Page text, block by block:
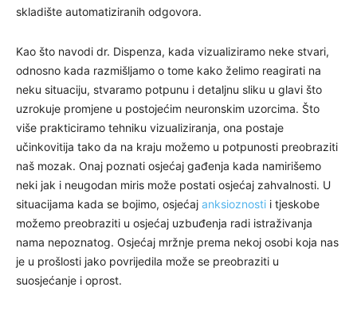
skladište automatiziranih odgovora.
Kao što navodi dr. Dispenza, kada vizualiziramo neke stvari,
odnosno kada razmišljamo o tome kako želimo reagirati na
neku situaciju, stvaramo potpunu i detaljnu sliku u glavi što
uzrokuje promjene u postojećim neuronskim uzorcima. Što
više prakticiramo tehniku vizualiziranja, ona postaje
učinkovitija tako da na kraju možemo u potpunosti preobraziti
naš mozak. Onaj poznati osjećaj gađenja kada namirišemo
neki jak i neugodan miris može postati osjećaj zahvalnosti. U
situacijama kada se bojimo, osjećaj anksioznosti i tjeskobe
možemo preobraziti u osjećaj uzbuđenja radi istraživanja
nama nepoznatog. Osjećaj mržnje prema nekoj osobi koja nas
je u prošlosti jako povrijedila može se preobraziti u
suosjećanje i oprost.